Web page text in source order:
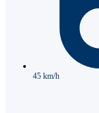
45 km/h